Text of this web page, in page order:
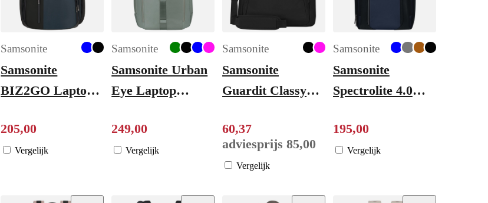
Samsonite
Samsonite
BIZ2GO Laptop
Overnight deep
blue
205,00
Vergelijk
Samsonite
Samsonite Urban
Eye Laptop
sage
249,00
Vergelijk
Samsonite
Samsonite
Guardit Classy
15.6" black
60,37
adviesprijs85,00
Vergelijk
Samsonite
Samsonite
Spectrolite 4.0
15.6" Expandable
blue
195,00
Vergelijk